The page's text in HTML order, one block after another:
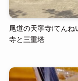
尾道の天寧寺(てんね
寺と三重塔